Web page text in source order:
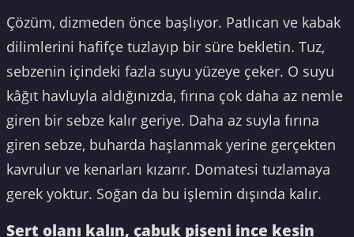
Çözüm, dizmeden önce başlıyor. Patlıcan ve kabak
dilimlerini hafifçe tuzlayıp bir süre bekletin. Tuz,
sebzenin içindeki fazla suyu yüzeye çeker. O suyu
kâğıt havluyla aldığınızda, fırına çok daha az nemle
giren bir sebze kalır geriye. Daha az suyla fırına
giren sebze, buharda haşlanmak yerine gerçekten
kavrulur ve kenarları kızarır. Domatesi tuzlamaya
gerek yoktur. Soğan da bu işlemin dışında kalır.
Sert olanı kalın, çabuk pişeni ince kesin